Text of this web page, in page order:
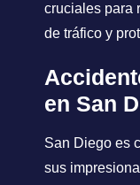
cruciales para
de tráfico y
en San
San Diego es
sus